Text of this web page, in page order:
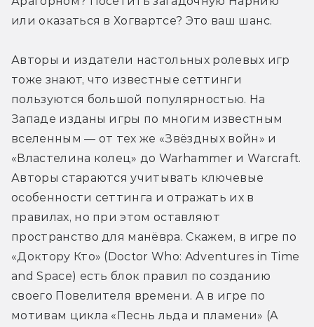
или оказаться в Хогвартсе? Это ваш шанс.
Авторы и издатели настольных ролевых игр
тоже знают, что известные сеттинги
пользуются большой популярностью. На
Западе изданы игры по многим известным
вселенным — от тех же «Звёздных войн» и
«Властелина колец» до Warhammer и Warcraft.
Авторы стараются учитывать ключевые
особенности сеттинга и отражать их в
правилах, но при этом оставляют
пространство для манёвра. Скажем, в игре по
«Доктору Кто» (Doctor Who: Adventures in Time
and Space) есть блок правил по созданию
своего Повелителя времени. А в игре по
мотивам цикла «Песнь льда и пламени» (A